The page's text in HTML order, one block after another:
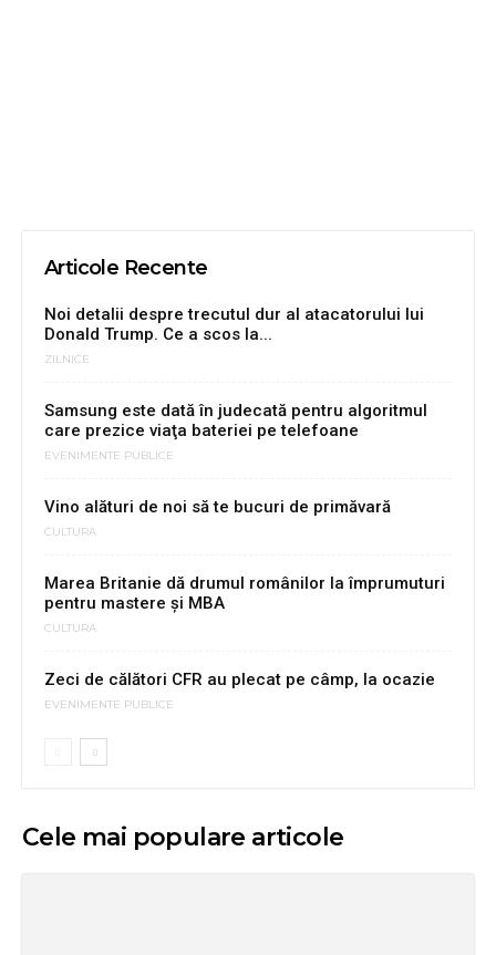
Articole Recente
Noi detalii despre trecutul dur al atacatorului lui
Donald Trump. Ce a scos la...
ZILNICE
Samsung este dată în judecată pentru algoritmul
care prezice viaţa bateriei pe telefoane
EVENIMENTE PUBLICE
Vino alături de noi să te bucuri de primăvară
CULTURA
Marea Britanie dă drumul românilor la împrumuturi
pentru mastere și MBA
CULTURA
Zeci de călători CFR au plecat pe câmp, la ocazie
EVENIMENTE PUBLICE
Cele mai populare articole